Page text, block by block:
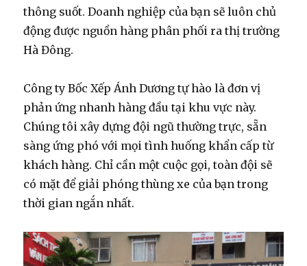
thông suốt. Doanh nghiệp của bạn sẽ luôn chủ
động được nguồn hàng phân phối ra thị trường
Hà Đông.
Công ty Bốc Xếp Ánh Dương tự hào là đơn vị
phản ứng nhanh hàng đầu tại khu vực này.
Chúng tôi xây dựng đội ngũ thường trực, sẵn
sàng ứng phó với mọi tình huống khẩn cấp từ
khách hàng. Chỉ cần một cuộc gọi, toàn đội sẽ
có mặt để giải phóng thùng xe của bạn trong
thời gian ngắn nhất.